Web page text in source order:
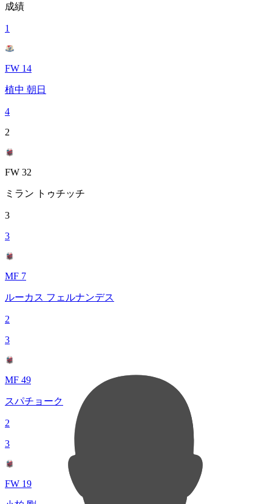
成績
1
FW 14
植中 朝日
4
2
FW 32
ミラン トゥチッチ
3
3
MF 7
ルーカス フェルナンデス
2
3
MF 49
スパチョーク
2
3
FW 19